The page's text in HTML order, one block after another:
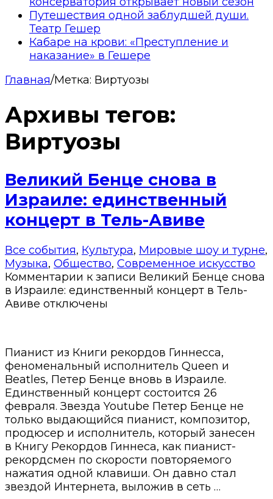
Путешествия одной заблудшей души.
Театр Гешер
Кабаре на крови: «Преступление и
наказание» в Гешере
Главная/Метка: Виртуозы
Архивы тегов:
Виртуозы
Великий Бенце снова в
Израиле: единственный
концерт в Тель-Авиве
Все события, Культура, Мировые шоу и турне,
Музыка, Общество, Современное искусство
Комментарии к записи Великий Бенце снова
в Израиле: единственный концерт в Тель-
Авиве отключены
Пианист из Книги рекордов Гиннесса,
феноменальный исполнитель Queen и
Beatles, Петер Бенце вновь в Израиле.
Единственный концерт состоится 26
февраля. Звезда Youtube Петер Бенце не
только выдающийся пианист, композитор,
продюсер и исполнитель, который занесен
в Книгу Рекордов Гиннеса, как пианист-
рекордсмен по скорости повторяемого
нажатия одной клавиши. Он давно стал
звездой Интернета, выложив в сеть …